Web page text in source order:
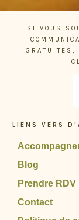
LIENS VERS
Blog
Prendre RDV
Contact
SI VOUS